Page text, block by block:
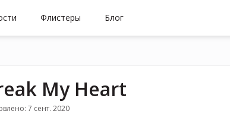
Флистеры Блог
My Heart
7 сент. 2020